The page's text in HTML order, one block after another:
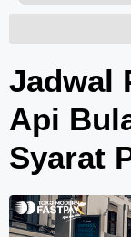
Jadwal
Api
Syarat